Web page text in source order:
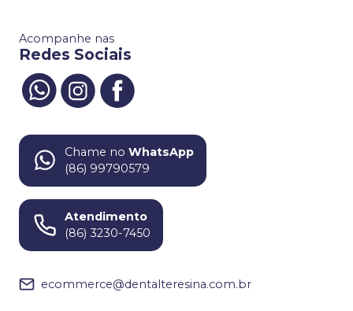
Acompanhe nas
Redes Sociais
Chame no WhatsApp
(86) 99790579
Atendimento
(86) 3230-7450
ecommerce@dentalteresina.com.br